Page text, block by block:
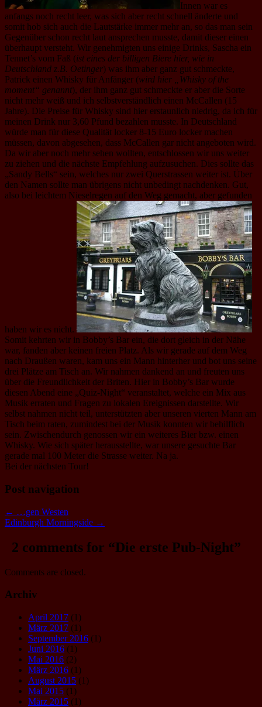
Innen war es
anfangs noch recht leer, was sich aber recht schnell änderte und
somit hob sich auch die Lautstärke immer mehr an, so das man sein
Gegenüber schon recht laut ansprechen musste, damit dieser einen
überhaupt versteht. Wir genehmigten uns einige Drinks, Sascha ein
Tennet’s vom Faß (ist eines der billigen Biere hier, wie in
Deutschland z.B. Oetinger) was ihm aber ganz gut schmeckte,
Patrick einen Whisky für Anfänger (wird hier „Whisky of the
moment“ genannt), der ihm ganz gut schmeckte er aber die Sorte
nicht mehr weiß und ich selbstverständlich einen McCallen (15
Jahre). Die Preise für Whisky sind hier erstaunlich niedrig, da ich für
meinen Drink nur 3,60 Pfund bezahlen musste. In Deutschland
würde man für diese Qualität locker 8-15 Euro locker machen
müssen, davon abgesehen, dass McCallen gar nicht angeboten wird.
Da wir aber noch mehr sehen wollten, entschlossen wir uns weiter
zu ziehen und die nächste Empfehlung aufzusuchen. Dies sollte das
„Sandy Bells“ sein, welches nur zwei Querstrassen weiter ist. Über
den Namen sollte man übrigens nicht unbedingt nachdenken. Gut,
also bei leichtem Nieselregen auf den Weg gemacht, aber gefunden
haben wir es nicht.
Somit kehrten wir in Bobby’s Bar ein, die dort gleich in der Nähe
war, fanden aber keinen freien Platz. Als wir gerade auf dem Weg
nach Draußen waren, kam uns ein Mann hinterher und bot uns seine
drei Plätze am Tisch an. Wir nahmen dankend an und freuten uns
über die Freundlichkeit der Briten. Hier in Bobby’s Bar wurde
diesen Abend eine „Quiz-Night“ veranstaltet, welche ein Mix aus
Musik erraten und Fragen zu lokalen Ereignissen darstellte. Wir
selbst nahmen nicht teil, unterstützten aber unseren vierten Mann am
Tisch beim raten, zumindest bei der Musik konnten wir behilflich
sein. Zwischendurch genossen wir ein weiteres Bier bzw. einen
Whisky. Wie sich später herausstellte, war unsere gesuchte Bar
gerade mal 100 Meter die Strasse weiter. Na ja.
Bei der nächsten Tour!
Post navigation
← …gen Westen
Edinburgh Morningside →
2 comments for “Die erste Pub-Night”
Comments are closed.
Archiv
April 2017 (1)
März 2017 (1)
September 2016 (1)
Juni 2016 (1)
Mai 2016 (2)
März 2016 (1)
August 2015 (1)
Mai 2015 (1)
März 2015 (1)